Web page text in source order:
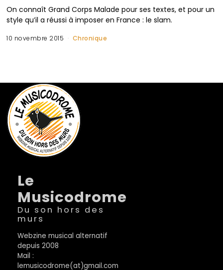
On connaît Grand Corps Malade pour ses textes, et pour un
style qu’il a réussi à imposer en France : le slam.
10 novembre 2015 Chronique
Le
Musicodrome
Du son hors des
murs
Webzine musical alternatif
depuis 2008
Mail :
lemusicodrome(at)gmail.com